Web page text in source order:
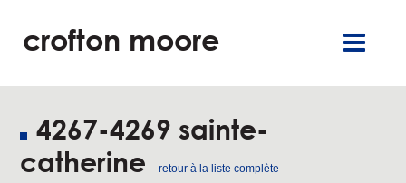
crofton moore carrières
4267-4269 sainte-
catherine
retour à la liste complète